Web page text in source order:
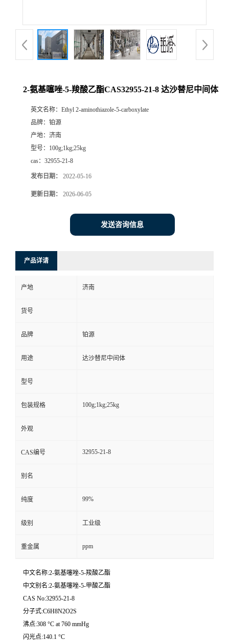
2-氨基噻唑-5-羧酸乙酯CAS32955-21-8 达沙替尼中间体
英文名称： Ethyl 2-aminothiazole-5-carboxylate
品牌： 铂源
产地： 济南
型号： 100g;1kg;25kg
cas： 32955-21-8
发布日期： 2022-05-16
更新日期： 2026-06-05
发送咨询信息
产品详请
产地 济南
货号
品牌 铂源
用途 达沙替尼中间体
型号
包装规格 100g;1kg;25kg
外观
CAS编号 32955-21-8
别名
纯度 99%
级别 工业级
重金属 ppm
中文名称:2-氨基噻唑-5-羧酸乙酯
中文别名:2-氨基噻唑-5-甲酸乙酯
CAS No:32955-21-8
分子式:C6H8N2O2S
沸点:308 °C at 760 mmHg
闪光点:140.1 °C